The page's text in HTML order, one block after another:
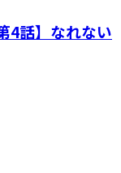
4話】なれない